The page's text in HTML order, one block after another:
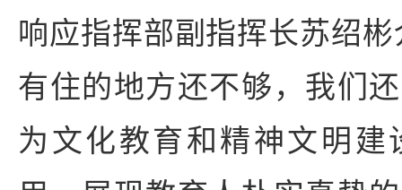
响应指挥部副指挥长苏绍
有住的地方还不够，我们
为文化教育和精神文明建